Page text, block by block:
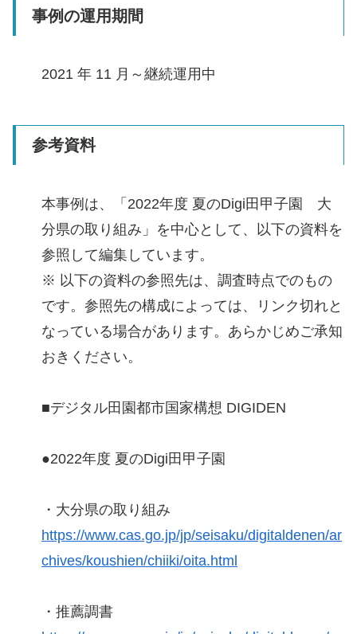
事例の運用期間
2021 年 11 月～継続運用中
参考資料
本事例は、「2022年度 夏のDigi田甲子園 大
分県の取り組み」を中心として、以下の資料を
参照して編集しています。
※ 以下の資料の参照先は、調査時点でのもの
です。参照先の構成によっては、リンク切れと
なっている場合があります。あらかじめご承知
おきください。
■デジタル田園都市国家構想 DIGIDEN
●2022年度 夏のDigi田甲子園
・大分県の取り組み
https://www.cas.go.jp/jp/seisaku/digitaldenen/ar
chives/koushien/chiiki/oita.html
・推薦調書